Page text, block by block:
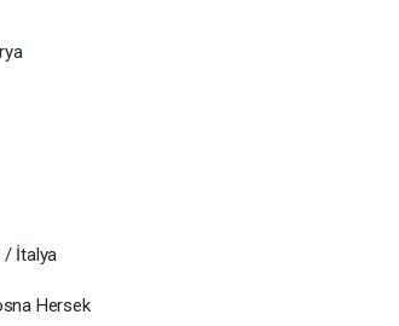
/ İtalya
Hersek